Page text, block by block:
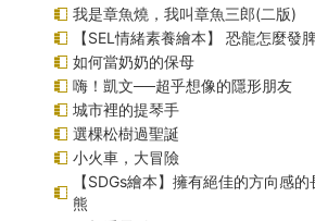
我是章魚燒，我叫章魚三郎(二版)
【SEL情緒素養繪本】 恐龍怎麼發
如何當奶奶的保母
嗨！凱文──超乎想像的隱形朋友
城市裡的提琴手
選棵松樹過聖誕
小火車，大冒險
【SDGs繪本】擁有絕佳的方向感
熊